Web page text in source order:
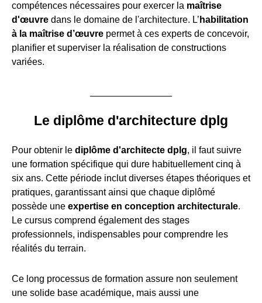
compétences nécessaires pour exercer la maîtrise
d'œuvre dans le domaine de l'architecture. L’ habilitation
à la maîtrise d’œuvre permet à ces experts de concevoir,
planifier et superviser la réalisation de constructions
variées.
Le diplôme d'architecture dplg
Pour obtenir le diplôme d'architecte dplg, il faut suivre
une formation spécifique qui dure habituellement cinq à
six ans. Cette période inclut diverses étapes théoriques et
pratiques, garantissant ainsi que chaque diplômé
possède une expertise en conception architecturale.
Le cursus comprend également des stages
professionnels, indispensables pour comprendre les
réalités du terrain.
Ce long processus de formation assure non seulement
une solide base académique, mais aussi une